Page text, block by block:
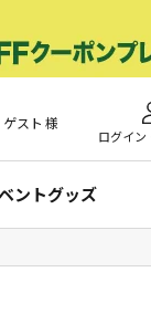
ゲスト 様
ログイン
ントグッズ